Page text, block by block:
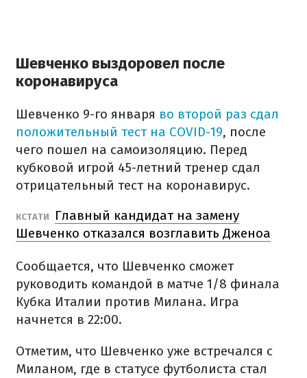
Шевченко выздоровел после
коронавируса
Шевченко 9-го января во второй раз сдал
положительный тест на COVID-19, после
чего пошел на самоизоляцию. Перед
кубковой игрой 45-летний тренер сдал
отрицательный тест на коронавирус.
КСТАТИ
Главный кандидат на замену
Шевченко отказался возглавить Дженоа
Сообщается, что Шевченко сможет
руководить командой в матче 1/8 финала
Кубка Италии против Милана. Игра
начнется в 22:00.
Отметим, что Шевченко уже встречался с
Миланом, где в статусе футболиста стал